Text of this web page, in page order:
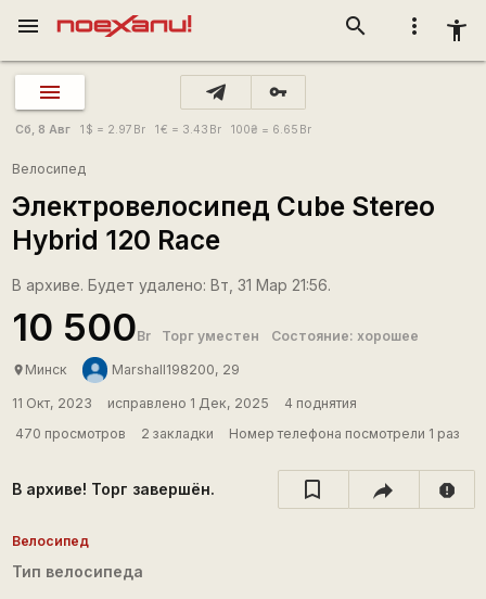
more_vert accessibility_new
search
menu
vpn_key
Сб, 8 Авг 1 $ = 2.97 Br 1€ = 3.43 Br 100₴ = 6.65 Br
Велосипед
Электровелосипед Cube Stereo
Hybrid 120 Race
В архиве. Будет удалено: Вт, 31 Мар 21:56.
10 500Br Торг уместен Состояние: хорошее
place Минск Marshall198200, 29
11 Окт, 2023 исправлено 1 Дек, 2025
4 поднятия
470 просмотров
2 закладки Номер телефона посмотрели 1 раз
В архиве! Торг завершён. report
Велосипед
Тип велосипеда